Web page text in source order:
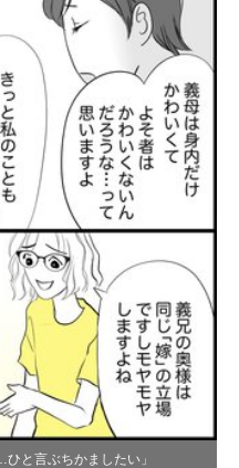
と言ぶちかましたい」